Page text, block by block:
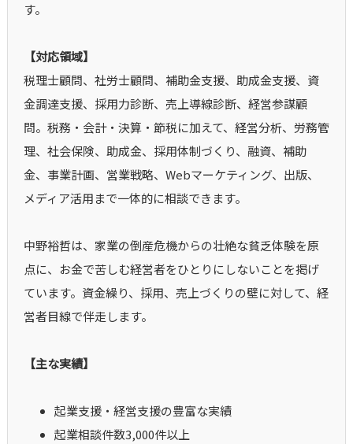
す。
【対応領域】
税理士顧問、社労士顧問、補助金支援、助成金支援、資
金調達支援、採用力診断、売上導線診断、経営参謀顧
問。税務・会計・決算・節税に加えて、経営分析、労務管
理、社会保険、助成金、採用体制づくり、融資、補助
金、事業計画、営業戦略、Webマーケティング、出版、
メディア活用まで一体的に相談できます。
中野裕哲は、家業の倒産危機からの壮絶な貧乏体験を原
点に、お金で苦しむ経営者をひとりにしないことを掲げ
ています。資金繰り、採用、売上づくりの壁に対して、経
営者目線で伴走します。
【主な実績】
起業支援・経営支援の豊富な実績
起業相談件数3,000件以上